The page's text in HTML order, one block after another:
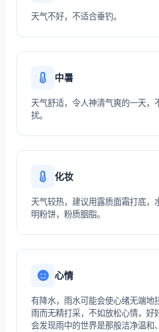
天气不好，不适合垂钓。
中暑
天气舒适，令人神清气爽的一天，
扰。
化妆
天气较热，建议用露质面霜打底，
明粉饼，粉质胭脂。
心情
有降水，雨水可能会使心绪无端地
雨而无精打采，不如放松心情，好
会发现雨中的世界是那般洁净温和